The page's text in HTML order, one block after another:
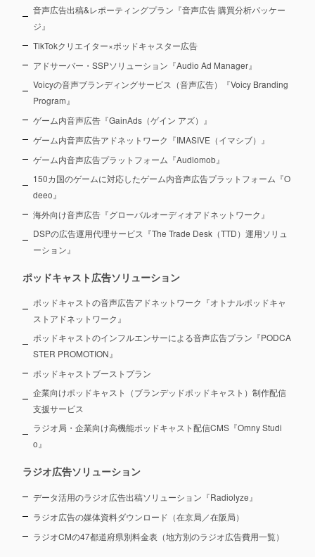
音声広告出稿&レポーティングプラン『音声広告 購買分析パッケー
ジ』
TikTokクリエイター×ポッドキャスター広告
アドサーバー・SSPソリューション『Audio Ad Manager』
Voicyの音声ブランディングサービス（音声広告）『Voicy Branding
Program』
ゲーム内音声広告『GainAds（ゲイン アズ）』
ゲーム内音声広告アドネットワーク『IMASIVE（イマシブ）』
ゲーム内音声広告プラットフォーム『Audiomob』
150カ国のゲームに対応したゲーム内音声広告プラットフォーム『O
deeo』
海外向け音声広告『グローバルオーディオアドネットワーク』
DSPの広告運用代理サービス『The Trade Desk（TTD）運用ソリュ
ーション』
ポッドキャスト広告ソリューション
ポッドキャストの音声広告アドネットワーク『オトナルポッドキャ
ストアドネットワーク』
ポッドキャストのインフルエンサーによる音声広告プラン『PODCA
STER PROMOTION』
ポッドキャストブーストプラン
企業向けポッドキャスト（ブランデッドポッドキャスト）制作配信
支援サービス
ラジオ局・企業向け高機能ポッドキャスト配信CMS『Omny Studi
o』
ラジオ広告ソリューション
データ活用のラジオ広告出稿ソリューション『Radiolyze』
ラジオ広告の媒体資料ダウンロード（在京局／在阪局）
ラジオCMの47都道府県別料金表（地方別のラジオ広告費用一覧）